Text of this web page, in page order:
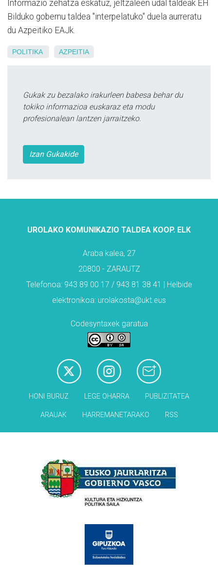
Informazio zehatza eskatuz, jeltzaleen udal taldeak EH
Bilduko gobernu taldea "interpelatuko" duela aurreratu
du Azpeitiko EAJk.
POLITIKA AZPEITIA
Gukak zu bezalako irakurleen babesa behar du
tokiko informazioa euskaraz eta modu
profesionalean lantzen jarraitzeko.
Izan Gukakide
UROLAKO KOMUNIKAZIO TALDEA KOOP. ELK
Araba kalea, 27
20800 - ZARAUTZ
Telefonoa: 943 89 00 17 / 943 81 38 41 | Helbide
elektronikoa: urolakosta@ukt.eus
Codesyntaxek garatua
HONI BURUZ LEGE OHARRA PUBLIZITATEA
ARAUAK HARREMANETARAKO RSS